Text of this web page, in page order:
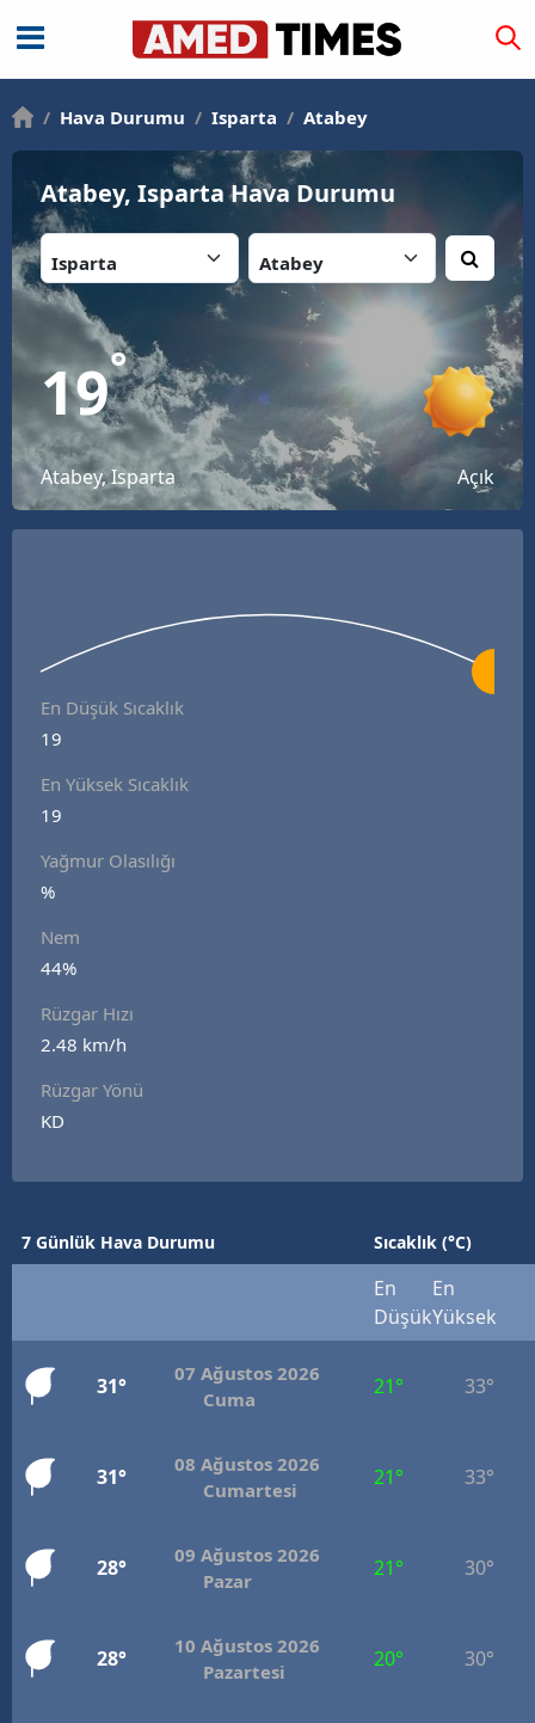
/ Hava Durumu / Isparta / Atabey
Atabey, Isparta Hava Durumu
19°
Atabey, Isparta Açık
En Düşük Sıcaklık
19
En Yüksek Sıcaklık
19
Yağmur Olasılığı
%
Nem
44%
Rüzgar Hızı
2.48 km/h
Rüzgar Yönü
KD
7 Günlük Hava Durumu Sıcaklık (°C)
En
Düşük
En
Yüksek
31°
07 Ağustos 2026
Cuma
21° 33°
31°
08 Ağustos 2026
Cumartesi
21° 33°
28°
09 Ağustos 2026
Pazar
21° 30°
28°
10 Ağustos 2026
Pazartesi
20° 30°